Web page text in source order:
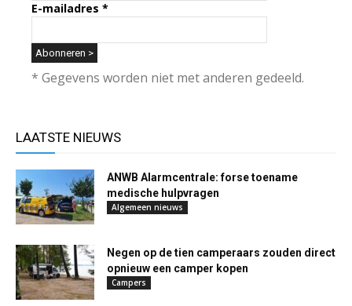
E-mailadres *
* Gegevens worden niet met anderen gedeeld.
LAATSTE NIEUWS
ANWB Alarmcentrale: forse toename
medische hulpvragen
Algemeen nieuws
Negen op de tien camperaars zouden direct
opnieuw een camper kopen
Campers